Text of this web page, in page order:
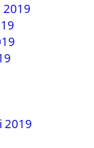
2019
2019